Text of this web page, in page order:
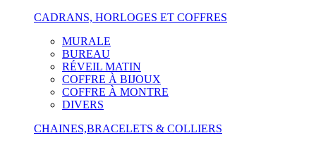
CADRANS, HORLOGES ET COFFRES
MURALE
BUREAU
RÉVEIL MATIN
COFFRE À BIJOUX
COFFRE À MONTRE
DIVERS
CHAINES,BRACELETS & COLLIERS